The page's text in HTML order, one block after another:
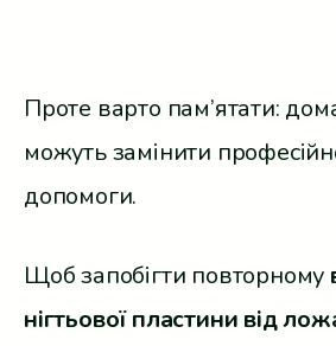
Проте варто пам’ятати:
можуть замінити
допомоги.
Щоб запобігти повторному
нігтьової пластини від